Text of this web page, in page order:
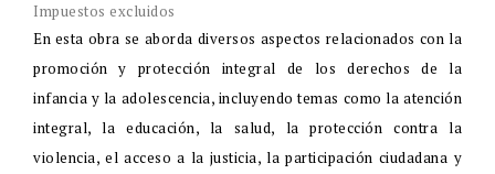
Impuestos excluidos
En esta obra se aborda diversos aspectos relacionados con la
promoción y protección integral de los derechos de la
infancia y la adolescencia, incluyendo temas como la atención
integral, la educación, la salud, la protección contra la
violencia, el acceso a la justicia, la participación ciudadana y